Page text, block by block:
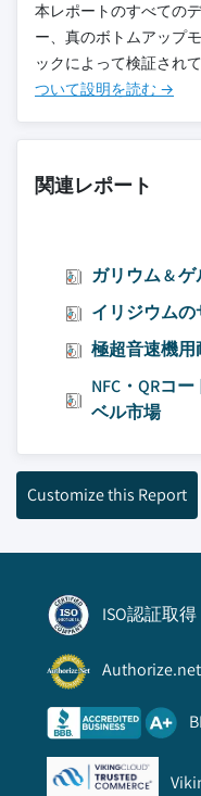
本レポートのすべての
ー、真のボトムアップ
ックによって検証され
ついて設明を読む →
関連レポート
ガリウム &
イリジウム
極超音速機
NFC・QRコ
ベル市場
Customize this Report
ISO認証取得
Authorize.net